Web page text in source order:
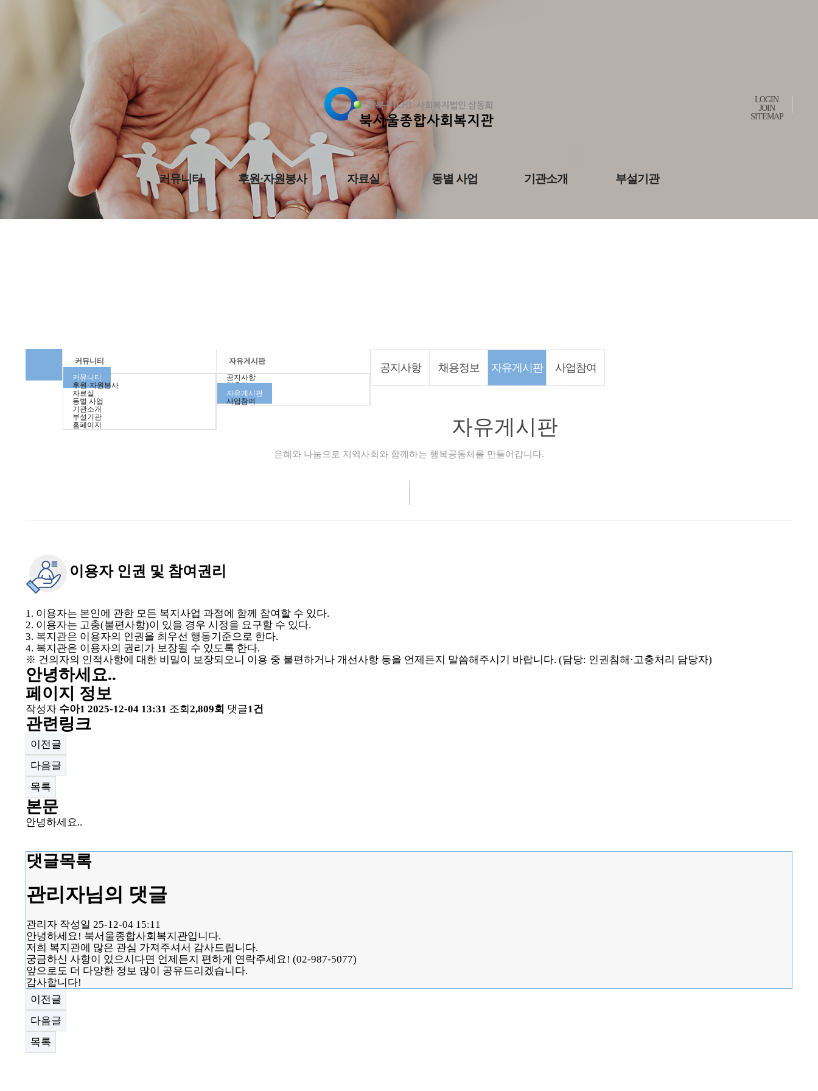
LOGIN
JOIN
SITEMAP
커뮤니티 후원·자원봉사 자료실 동별 사업 기관소개 부설기관
커뮤니티
커뮤니티
후원·자원봉사
자료실
동별 사업
기관소개
부설기관
홈페이지
자유게시판
공지사항
채용정보
자유게시판
사업참여
공지사항 채용정보 자유게시판 사업참여
자유게시판
은혜와 나눔으로 지역사회와 함께하는 행복공동체를 만들어갑니다.
이용자 인권 및 참여권리
1. 이용자는 본인에 관한 모든 복지사업 과정에 함께 참여할 수 있다.
2. 이용자는 고충(불편사항)이 있을 경우 시정을 요구할 수 있다.
3. 복지관은 이용자의 인권을 최우선 행동기준으로 한다.
4. 복지관은 이용자의 권리가 보장될 수 있도록 한다.
※ 건의자의 인적사항에 대한 비밀이 보장되오니 이용 중 불편하거나 개선사항 등을 언제든지 말씀해주시기 바랍니다. (담당: 인권침해·고충처리 담당자)
안녕하세요..
페이지 정보
작성자 수아1 2025-12-04 13:31 조회2,809회 댓글1건
관련링크
이전글
다음글
목록
본문
안녕하세요..
댓글목록
관리자님의 댓글
관리자 작성일 25-12-04 15:11
안녕하세요! 북서울종합사회복지관입니다.
저희 복지관에 많은 관심 가져주셔서 감사드립니다.
궁금하신 사항이 있으시다면 언제든지 편하게 연락주세요! (02-987-5077)
앞으로도 더 다양한 정보 많이 공유드리겠습니다.
감사합니다!
이전글
다음글
목록